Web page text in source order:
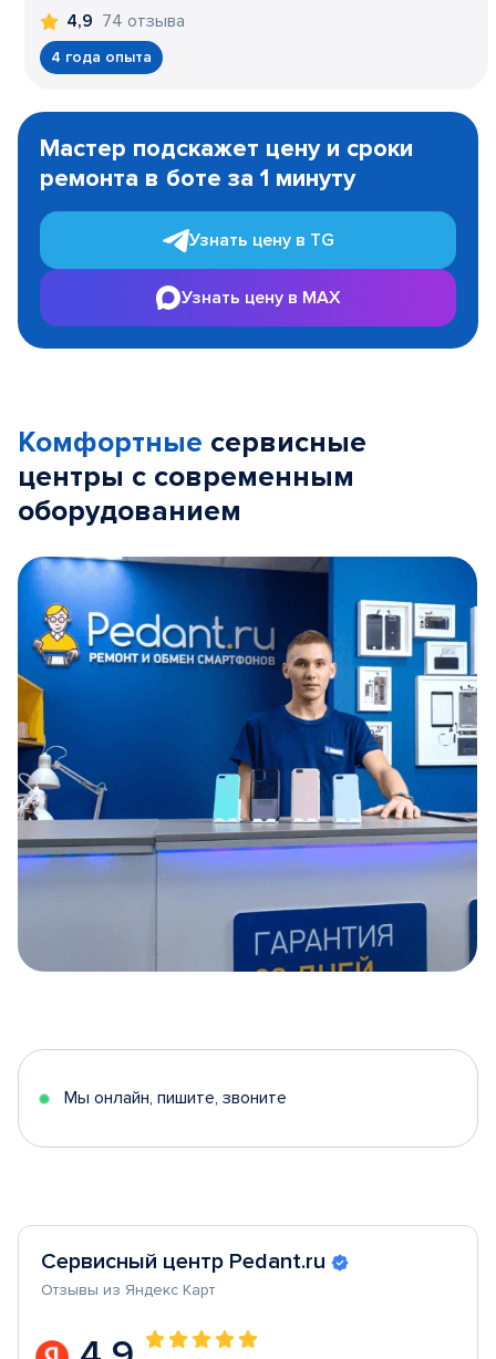
4,9 74 отзыва
4 года опыта
1
Мастер подскажет цену и сроки
ремонта в боте за 1 минуту
Узнать цену в TG
Узнать цену в MAX
Комфортные сервисные
центры с современным
оборудованием
5
Мы онлайн, пишите, звоните
Сервисный центр Pedant.ru
Отзывы из Яндекс Карт